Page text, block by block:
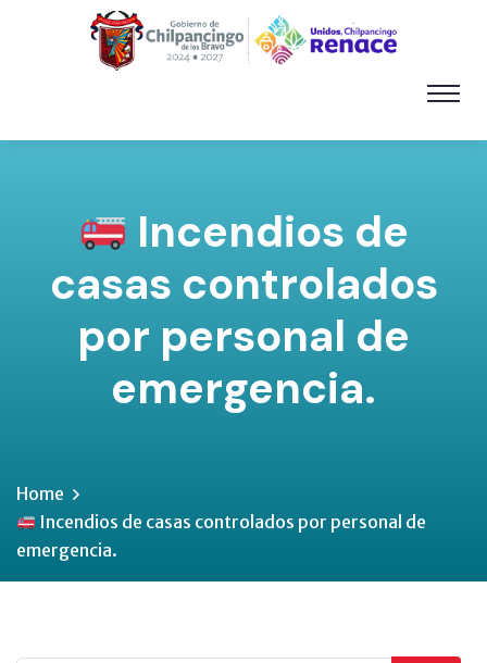
Incendios de
casas controlados
por personal de
emergencia.
Home
Incendios de casas controlados por personal de
emergencia.